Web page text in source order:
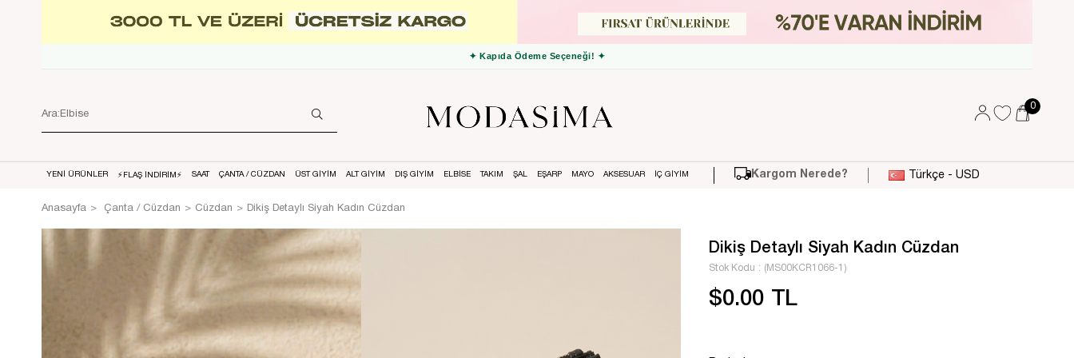
✦ 3000 TL ve Üzeri Ücretsiz Kargo ✦
0
YENİ ÜRÜNLER ⚡FLAŞ İNDİRİM⚡ SAAT ÇANTA / CÜZDAN ÜST GİYİM ALT GİYİM DIŞ GİYİM ELBİSE TAKIM ŞAL EŞARP MAYO AKSESUAR İÇ GİYİM Kargom Nerede? Türkçe - USD
Anasayfa Çanta / Cüzdan Cüzdan Dikiş Detaylı Siyah Kadın Cüzdan
Dikiş Detaylı Siyah Kadın Cüzdan
Stok Kodu (MS00KCR1066-1)
$0.00 TL